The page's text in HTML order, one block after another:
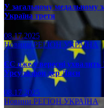
У загальному медальному
Україна третя
08.17.2025
НовиниРЕГІОН УКРАЇНА
ЄС вже у вересні ухвалить
Урсула фон дер Ляєн
08.17.2025
Новини РЕГІОН УКРАЇНА